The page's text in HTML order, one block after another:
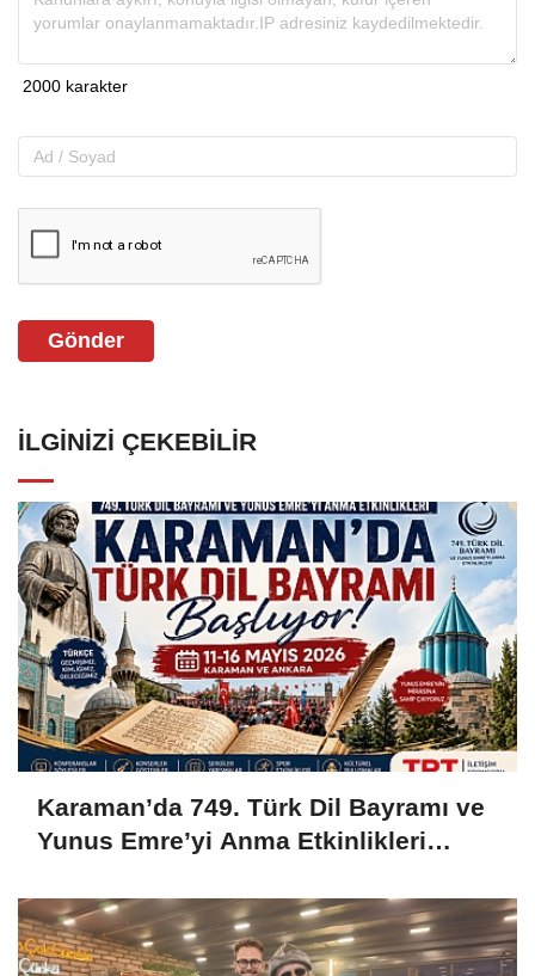
Gönder
İLGINIZI ÇEKEBILIR
Karaman’da 749. Türk Dil Bayramı ve
Yunus Emre’yi Anma Etkinlikleri